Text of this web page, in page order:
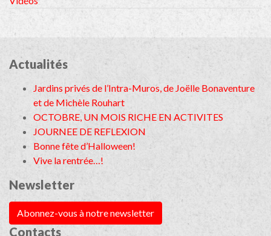
Actualités
Jardins privés de l’Intra-Muros, de Joëlle Bonaventure
et de Michèle Rouhart
OCTOBRE, UN MOIS RICHE EN ACTIVITES
JOURNEE DE REFLEXION
Bonne fête d’Halloween!
Vive la rentrée…!
Newsletter
Abonnez-vous à notre newsletter
Contacts